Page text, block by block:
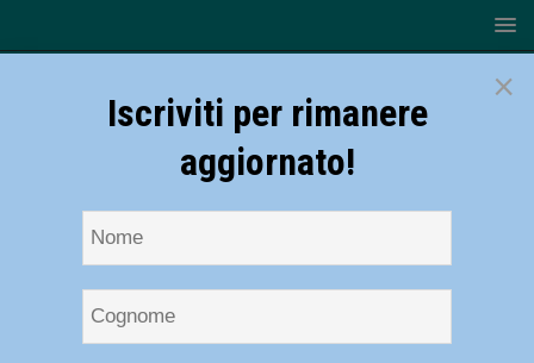
×
Iscriviti per rimanere
aggiornato!